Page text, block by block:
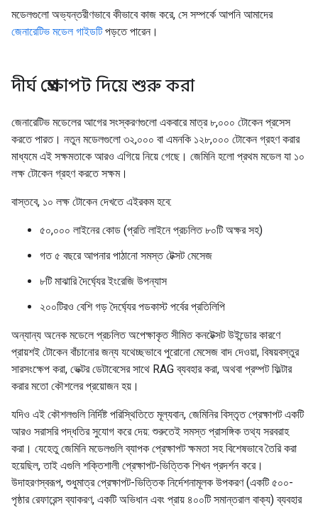
মডেলগুলো অভ্যন্তরীণভাবে কীভাবে কাজ করে, সে সম্পর্কে আপনি আমাদের
জেনারেটিভ মডেল গাইডটিপড়তে পারেন।
দীর্ঘ প্রেক্ষাপট দিয়ে শুরু করা
জেনারেটিভ মডেলের আগের সংস্করণগুলো একবারে মাত্র ৮,০০০ টোকেন প্রসেস
করতে পারত। নতুন মডেলগুলো ৩২,০০০ বা এমনকি ১২৮,০০০ টোকেন গ্রহণ করার
মাধ্যমে এই সক্ষমতাকে আরও এগিয়ে নিয়ে গেছে। জেমিনি হলো প্রথম মডেল যা ১০
লক্ষ টোকেন গ্রহণ করতে সক্ষম।
বাস্তবে, ১০ লক্ষ টোকেন দেখতে এইরকম হবে:
৫০,০০০ লাইনের কোড (প্রতি লাইনে প্রচলিত ৮০টি অক্ষর সহ)
গত ৫ বছরে আপনার পাঠানো সমস্ত টেক্সট মেসেজ
৮টি মাঝারি দৈর্ঘ্যের ইংরেজি উপন্যাস
২০০টিরও বেশি গড় দৈর্ঘ্যের পডকাস্ট পর্বের প্রতিলিপি
অন্যান্য অনেক মডেলে প্রচলিত অপেক্ষাকৃত সীমিত কনটেক্সট উইন্ডোর কারণে
প্রায়শই টোকেন বাঁচানোর জন্য যথেচ্ছভাবে পুরোনো মেসেজ বাদ দেওয়া, বিষয়বস্তুর
সারসংক্ষেপ করা, ভেক্টর ডেটাবেসের সাথে RAG ব্যবহার করা, অথবা প্রম্পট ফিল্টার
করার মতো কৌশলের প্রয়োজন হয়।
যদিও এই কৌশলগুলি নির্দিষ্ট পরিস্থিতিতে মূল্যবান, জেমিনির বিস্তৃত প্রেক্ষাপট একটি
আরও সরাসরি পদ্ধতির সুযোগ করে দেয়: শুরুতেই সমস্ত প্রাসঙ্গিক তথ্য সরবরাহ
করা। যেহেতু জেমিনি মডেলগুলি ব্যাপক প্রেক্ষাপট ক্ষমতা সহ বিশেষভাবে তৈরি করা
হয়েছিল, তাই এগুলি শক্তিশালী প্রেক্ষাপট-ভিত্তিক শিখন প্রদর্শন করে।
উদাহরণস্বরূপ, শুধুমাত্র প্রেক্ষাপট-ভিত্তিক নির্দেশনামূলক উপকরণ (একটি ৫০০-
পৃষ্ঠার রেফারেন্স ব্যাকরণ, একটি অভিধান এবং প্রায় ৪০০টি সমান্তরাল বাক্য) ব্যবহার